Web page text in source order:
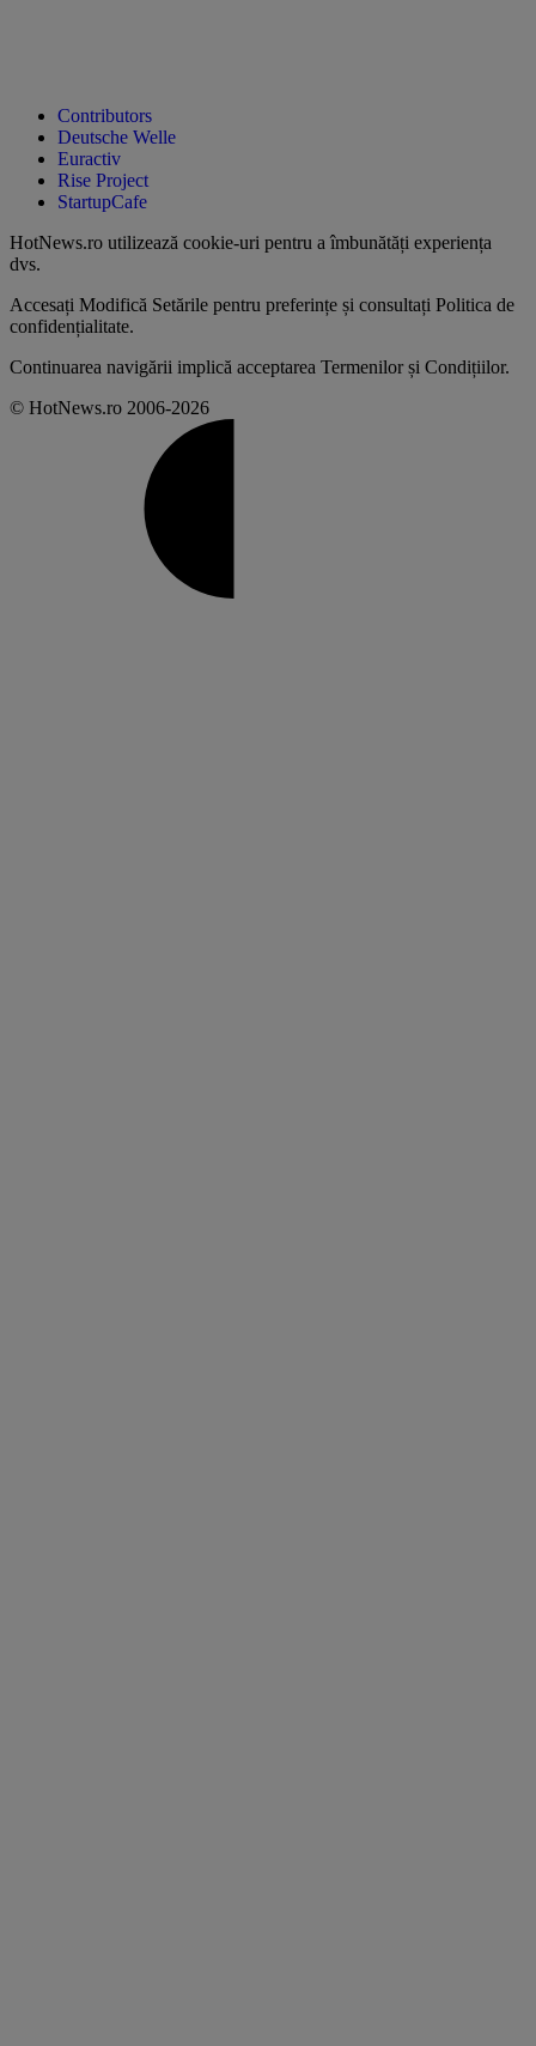
Contributors
Deutsche Welle
Euractiv
Rise Project
StartupCafe
HotNews.ro utilizează cookie-uri pentru a îmbunătăți experiența
dvs.
Accesați Modifică Setările pentru preferințe și consultați Politica de
confidențialitate.
Continuarea navigării implică acceptarea Termenilor și Condițiilor.
© HotNews.ro 2006-2026